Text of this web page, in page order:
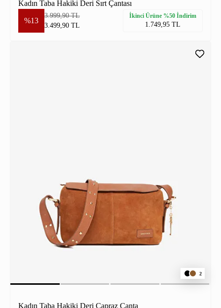
Kadın Taba Hakiki Deri Sırt Çantası
%13
3.999,90 TL
3.499,90 TL
İkinci Ürüne %50 İndirim
1.749,95 TL
2
Kadın Taba Hakiki Deri Çapraz Çanta